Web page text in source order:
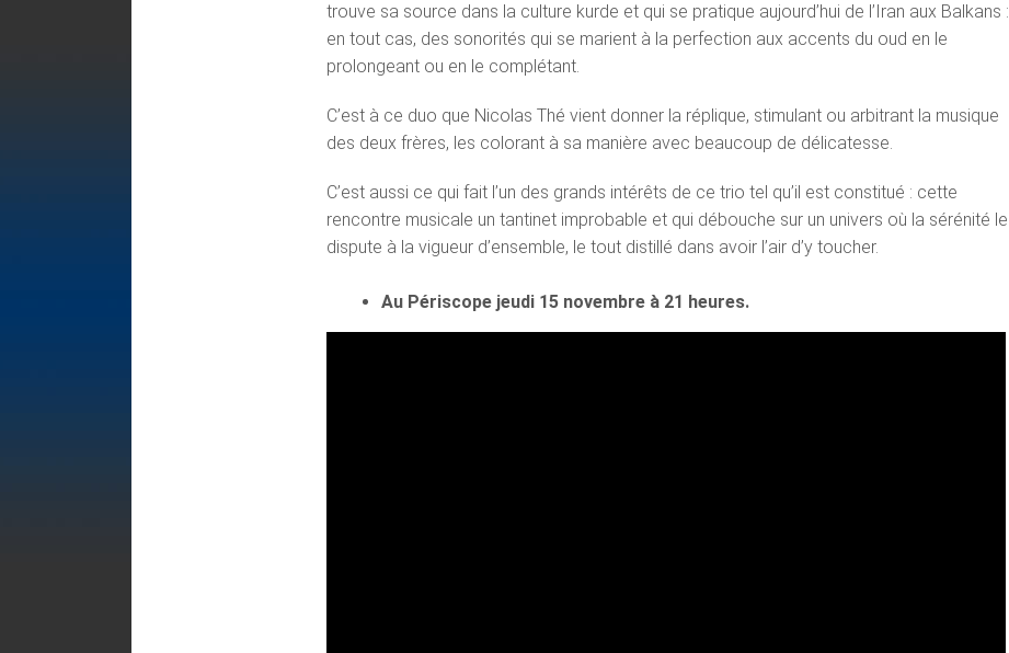
trouve sa source dans la culture kurde et qui se pratique aujourd’hui de l’Iran aux Balkans :
en tout cas, des sonorités qui se marient à la perfection aux accents du oud en le
prolongeant ou en le complétant.
C’est à ce duo que Nicolas Thé vient donner la réplique, stimulant ou arbitrant la musique
des deux frères, les colorant à sa manière avec beaucoup de délicatesse.
C’est aussi ce qui fait l’un des grands intérêts de ce trio tel qu’il est constitué : cette
rencontre musicale un tantinet improbable et qui débouche sur un univers où la sérénité le
dispute à la vigueur d’ensemble, le tout distillé dans avoir l’air d’y toucher.
Au Périscope jeudi 15 novembre à 21 heures.